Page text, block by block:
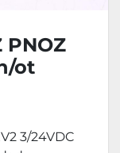
PNOZ
ot
3/24VDC